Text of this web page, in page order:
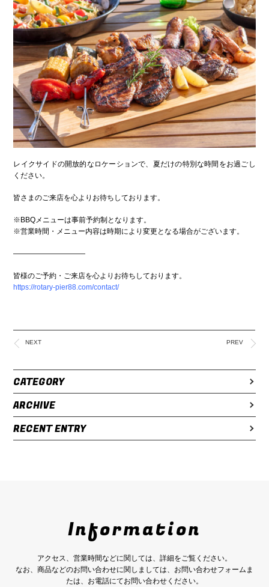
レイクサイドの開放的なロケーションで、夏だけの特別な時間をお過ごし
ください。
皆さまのご来店を心よりお待ちしております。
※BBQメニューは事前予約制となります。
※営業時間・メニュー内容は時期により変更となる場合がございます。
――――――――――
皆様のご予約・ご来店を心よりお待ちしております。
https://rotary-pier88.com/contact/
NEXT PREV
CATEGORY
ARCHIVE
RECENT ENTRY
Information
アクセス、営業時間などに関しては、詳細をご覧ください。
なお、商品などのお問い合わせに関しましては、お問い合わせフォームま
たは、お電話にてお問い合わせください。